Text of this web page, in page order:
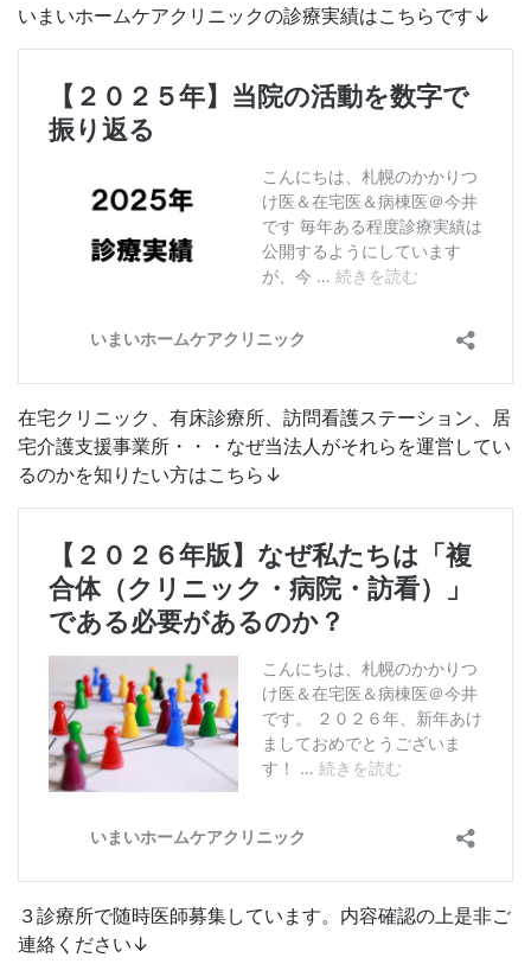
いまいホームケアクリニックの診療実績はこちらです↓
在宅クリニック、有床診療所、訪問看護ステーション、居
宅介護支援事業所・・・なぜ当法人がそれらを運営してい
るのかを知りたい方はこちら↓
３診療所で随時医師募集しています。内容確認の上是非ご
連絡ください↓